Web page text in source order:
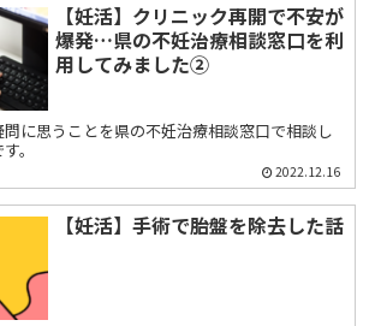
【妊活】クリニック再開で不安が
爆発…県の不妊治療相談窓口を利
用してみました②
に思うことを県の不妊治療相談窓口で相談し
。
2022.12.16
【妊活】手術で胎盤を除去した話